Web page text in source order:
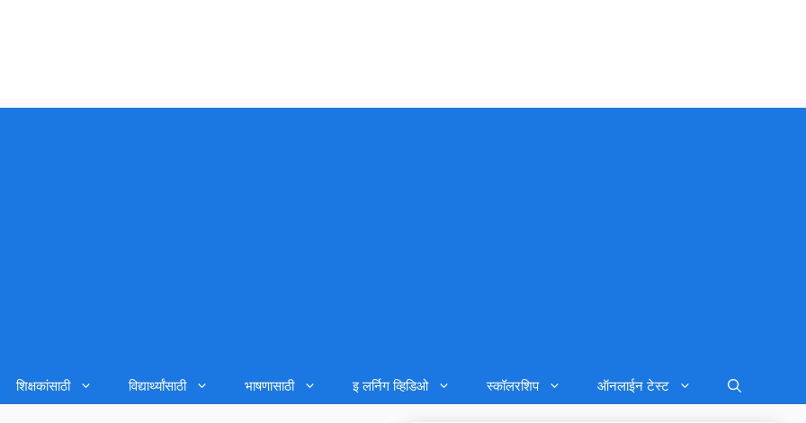
शिक्षकांसाठी विद्यार्थ्यांसाठी भाषणासाठी इ लर्निग व्हिडिओ स्कॉलरशिप ऑनलाईन टेस्ट